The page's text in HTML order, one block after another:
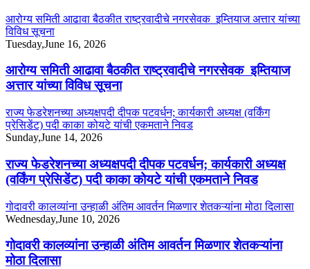
आरोग्य समिती आढावा बैठकीत राष्ट्रवादीचे नगरसेवक इम्तियाज अत्तार यांच्या
विविध सूचना
Tuesday,June 16, 2026
आरोग्य समिती आढावा बैठकीत राष्ट्रवादीचे नगरसेवक इम्तियाज
अत्तार यांच्या विविध सूचना
राज्य फेडरेशनच्या अध्यक्षपदी दीपक पटवर्धन; कार्यकारी अध्यक्ष (वर्किंग
प्रेसिडेंट) पदी काका कोयटे यांची एकमताने निवड
Sunday,June 14, 2026
राज्य फेडरेशनच्या अध्यक्षपदी दीपक पटवर्धन; कार्यकारी अध्यक्ष
(वर्किंग प्रेसिडेंट) पदी काका कोयटे यांची एकमताने निवड
गोदावरी कालव्यांना उन्हाळी अंतिम आवर्तन मिळणार शेतकऱ्यांना मोठा दिलासा
Wednesday,June 10, 2026
गोदावरी कालव्यांना उन्हाळी अंतिम आवर्तन मिळणार शेतकऱ्यांना
मोठा दिलासा